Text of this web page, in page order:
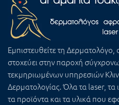
Εμπιστευθείτε τηΔερματολόγο,
στοχεύει στην παροχή
τεκμηριωμένων υπηρεσιών
Δερματολογίας. Όλα τα laser,
τα προϊόντα και τα υλικά που